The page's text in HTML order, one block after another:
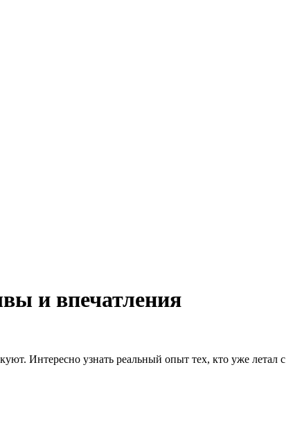
и впечатления
Интересно узнать реальный опыт тех, кто уже летал с